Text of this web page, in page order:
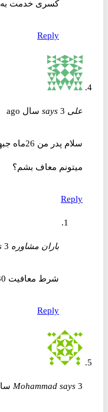
کسری خدمت به
Reply
علی says 3 سال ago
سلام پدر من
میتونم معاف بشم؟
Reply
باران مشاوره says 3 سال ago
شرط معافیت 30 امتیاز هست
Reply
Mohammad says